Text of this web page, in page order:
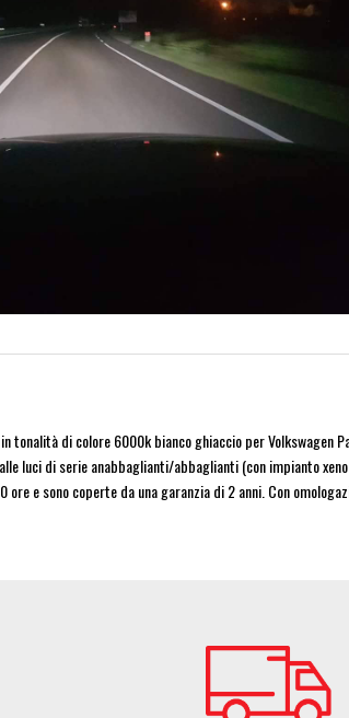
tonalità di colore 6000k bianco ghiaccio per
luci di serie anabbaglianti/abbaglianti (con impianto
e sono coperte da una garanzia di 2 anni. Con
Image